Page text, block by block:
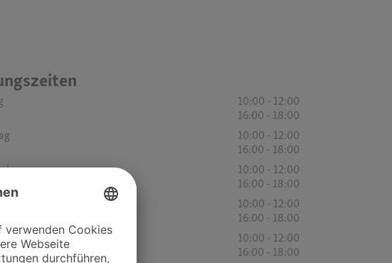
10:00 - 12:00
16:00 - 18:00
10:00 - 12:00
16:00 - 18:00
10:00 - 12:00
16:00 - 18:00
10:00 - 12:00
16:00 - 18:00
10:00 - 12:00
16:00 - 18:00